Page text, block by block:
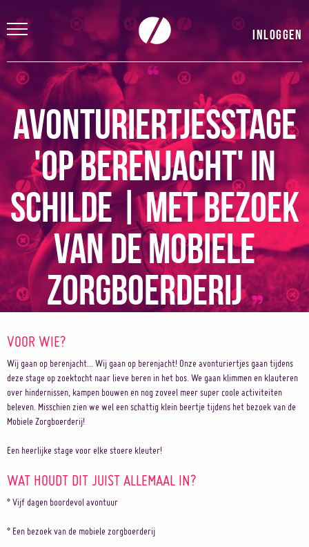
Inloggen
Avonturiertjesstage
'Op berenjacht' in
Schilde | Met bezoek
van de mobiele
zorgboerderij
VOOR WIE?
Wij gaan op berenjacht... Wij gaan op berenjacht! Onze avonturiertjes gaan tijdens
deze stage op zoektocht naar lieve beren in het bos. We gaan klimmen en klauteren
over hindernissen, kampen bouwen en nog zoveel meer super coole activiteiten
beleven. Misschien zien we wel een schattig klein beertje tijdens het bezoek van de
Mobiele Zorgboerderij!
Een heerlijke stage voor elke stoere kleuter!
WAT HOUDT DIT JUIST ALLEMAAL IN?
° Vijf dagen boordevol avontuur
° Een bezoek van de mobiele zorgboerderij